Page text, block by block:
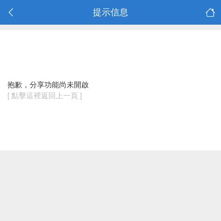
提示信息
抱歉，分享功能尚未開啟
[ 點擊這裡返回上一頁 ]